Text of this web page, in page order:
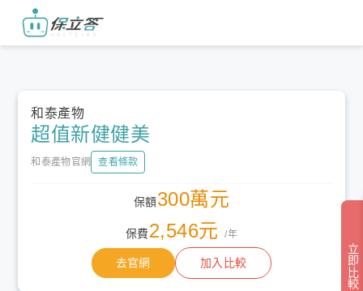
和泰產物
超值新健健美
和泰產物官網 查看條款
保額300萬元
保費2,546元/年
去官網 加入比較 立即比較